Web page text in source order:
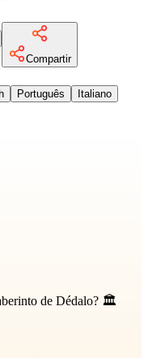
Compartir
Português
Italiano
de Dédalo? 🏛️